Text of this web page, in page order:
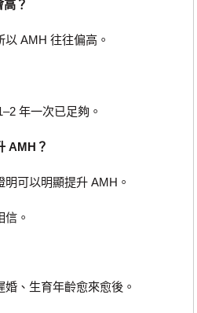
？
AMH 往往偏高。
年一次已足夠。
AMH？
可以明顯提升 AMH。
。
、生育年齡愈來愈後。